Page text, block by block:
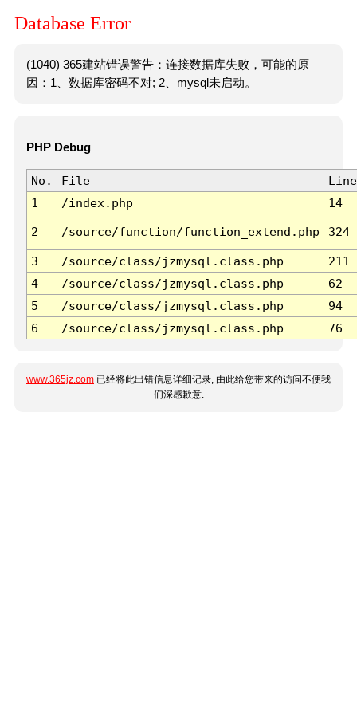
Database Error
(1040) 365建站错误警告：连接数据库失败，可能的原
因：1、数据库密码不对; 2、mysql未启动。
PHP Debug
No. File
Line
1
/index.php 14
2 /source/function/function_extend.php 324
3 /source/class/jzmysql.class.php
211
4
/source/class/jzmysql.class.php
62
5
/source/class/jzmysql.class.php
94
6
/source/class/jzmysql.class.php 76
www.365jz.com 已经将此出错信息详细记录, 由此给您带来的访问不便我
们深感歉意.